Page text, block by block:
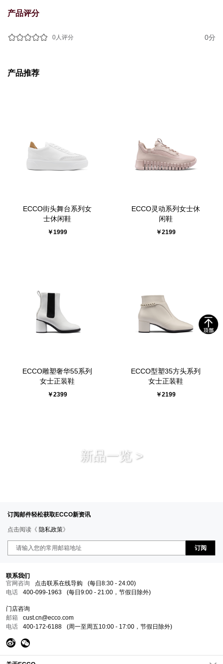
产品评分
0人评分 0分
产品推荐
ECCO街头舞台系列女
士休闲鞋
￥1999
ECCO灵动系列女士休
闲鞋
￥2199
ECCO雕塑奢华55系列
女士正装鞋
￥2399
ECCO型塑35方头系列
女士正装鞋
￥2199
新品一览 >
订阅邮件轻松获取ECCO新资讯
点击阅读《 隐私政策》
订阅
联系我们
官网咨询
点击联系在线导购
(每日8:30 - 24:00)
电话
400-099-1963 (每日9:00 - 21:00，节假日除外)
门店咨询
邮箱
cust.cn@ecco.com
电话
400-172-6188 (周一至周五10:00 - 17:00，节假日除外)